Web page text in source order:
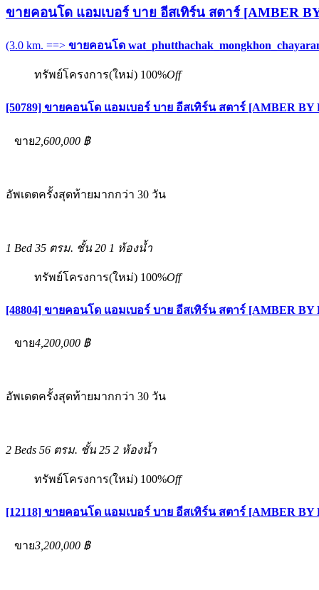
ขายคอนโด แอมเบอร์ บาย อีสเทิร์น สตาร์ [AMBER
(3.0 km. ==> ขายคอนโด
ทรัพย์โครงการ(ใหม่) 100%Off
[50789] ขายคอนโด แอมเบอร์ บาย อีสเทิร์น สตาร์ [AMBER BY
ขาย2,600,000 ฿
อัพเดตครั้งสุดท้ายมากกว่า 30 วัน
1 Bed 35 ตรม. ชั้น 20 1 ห้องน้ำ
ทรัพย์โครงการ(ใหม่) 100%Off
[48804] ขายคอนโด แอมเบอร์ บาย อีสเทิร์น สตาร์ [AMBER BY
ขาย4,200,000 ฿
อัพเดตครั้งสุดท้ายมากกว่า 30 วัน
2 Beds 56 ตรม. ชั้น 25 2 ห้องน้ำ
ทรัพย์โครงการ(ใหม่) 100%Off
[12118] ขายคอนโด แอมเบอร์ บาย อีสเทิร์น สตาร์ [AMBER BY
ขาย3,200,000 ฿